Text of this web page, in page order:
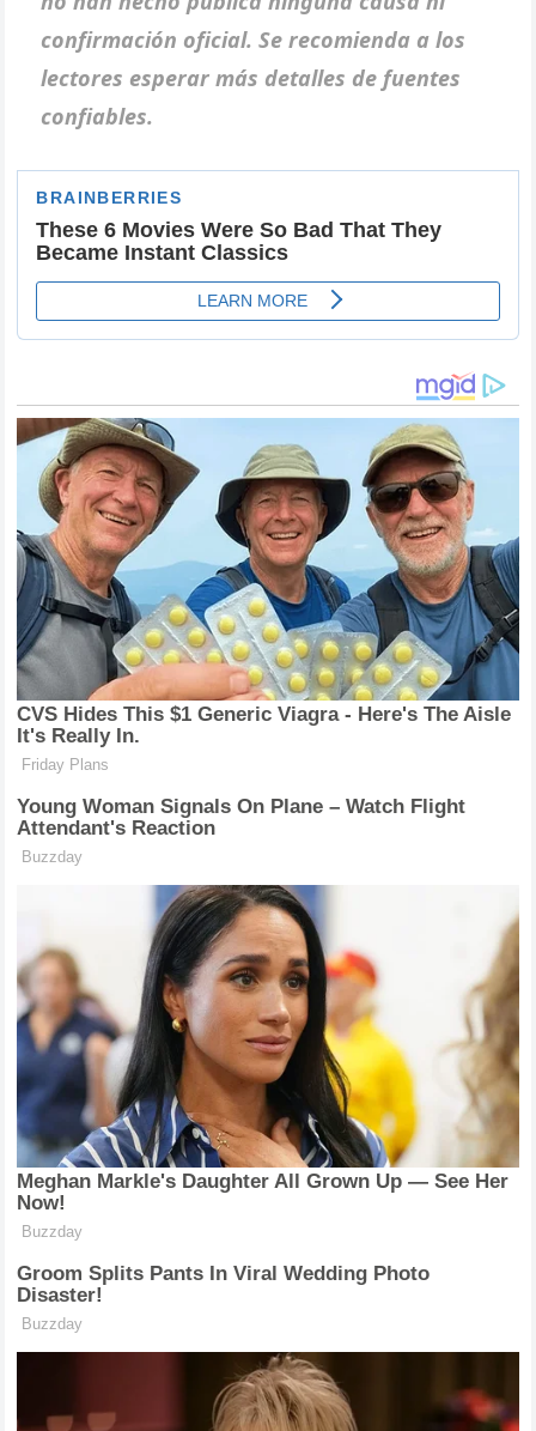
confirmación oficial. Se recomienda a los
lectores esperar más detalles de fuentes
confiables.